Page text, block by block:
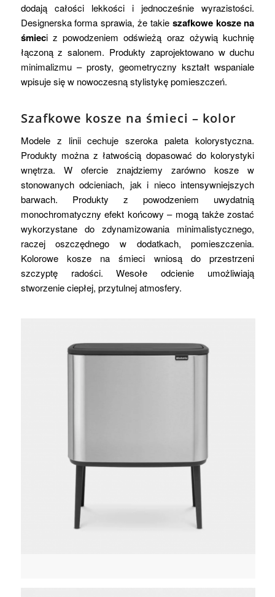
dodają całości lekkości i jednocześnie wyrazistości.
Designerska forma sprawia, że takie szafkowe kosze na
śmieci z powodzeniem odświeżą oraz ożywią kuchnię
łączoną z salonem. Produkty zaprojektowano w duchu
minimalizmu – prosty, geometryczny kształt wspaniale
wpisuje się w nowoczesną stylistykę pomieszczeń.
Szafkowe kosze na śmieci – kolor
Modele z linii cechuje szeroka paleta kolorystyczna.
Produkty można z łatwością dopasować do kolorystyki
wnętrza. W ofercie znajdziemy zarówno kosze w
stonowanych odcieniach, jak i nieco intensywniejszych
barwach. Produkty z powodzeniem uwydatnią
monochromatyczny efekt końcowy – mogą także zostać
wykorzystane do zdynamizowania minimalistycznego,
raczej oszczędnego w dodatkach, pomieszczenia.
Kolorowe kosze na śmieci wniosą do przestrzeni
szczyptę radości. Wesołe odcienie umożliwiają
stworzenie ciepłej, przytulnej atmosfery.